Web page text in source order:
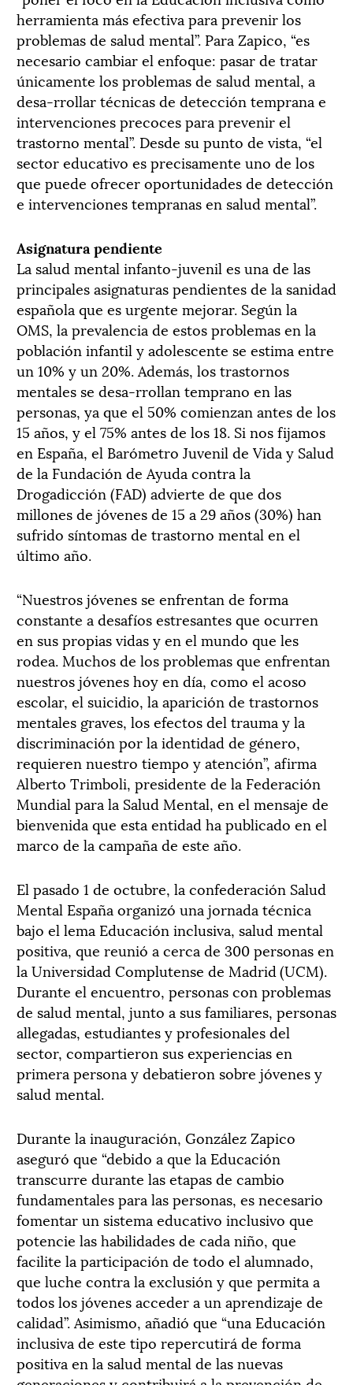
herramienta más efectiva para prevenir los
problemas de salud mental”. Para Zapico, “es
necesario cambiar el enfoque: pasar de tratar
únicamente los problemas de salud mental, a
desa-rrollar técnicas de detección temprana e
intervenciones precoces para prevenir el
trastorno mental”. Desde su punto de vista, “el
sector educativo es precisamente uno de los
que puede ofrecer oportunidades de detección
e intervenciones tempranas en salud mental”.
Asignatura pendiente
La salud mental infanto-juvenil es una de las
principales asignaturas pendientes de la sanidad
española que es urgente mejorar. Según la
OMS, la prevalencia de estos problemas en la
población infantil y adolescente se estima entre
un 10% y un 20%. Además, los trastornos
mentales se desa-rrollan temprano en las
personas, ya que el 50% comienzan antes de los
15 años, y el 75% antes de los 18. Si nos fijamos
en España, el Barómetro Juvenil de Vida y Salud
de la Fundación de Ayuda contra la
Drogadicción (FAD) advierte de que dos
millones de jóvenes de 15 a 29 años (30%) han
sufrido síntomas de trastorno mental en el
último año.
“Nuestros jóvenes se enfrentan de forma
constante a desafíos estresantes que ocurren
en sus propias vidas y en el mundo que les
rodea. Muchos de los problemas que enfrentan
nuestros jóvenes hoy en día, como el acoso
escolar, el suicidio, la aparición de trastornos
mentales graves, los efectos del trauma y la
discriminación por la identidad de género,
requieren nuestro tiempo y atención”, afirma
Alberto Trimboli, presidente de la Federación
Mundial para la Salud Mental, en el mensaje de
bienvenida que esta entidad ha publicado en el
marco de la campaña de este año.
El pasado 1 de octubre, la confederación Salud
Mental España organizó una jornada técnica
bajo el lema Educación inclusiva, salud mental
positiva, que reunió a cerca de 300 personas en
la Universidad Complutense de Madrid (UCM).
Durante el encuentro, personas con problemas
de salud mental, junto a sus familiares, personas
allegadas, estudiantes y profesionales del
sector, compartieron sus experiencias en
primera persona y debatieron sobre jóvenes y
salud mental.
Durante la inauguración, González Zapico
aseguró que “debido a que la Educación
transcurre durante las etapas de cambio
fundamentales para las personas, es necesario
fomentar un sistema educativo inclusivo que
potencie las habilidades de cada niño, que
facilite la participación de todo el alumnado,
que luche contra la exclusión y que permita a
todos los jóvenes acceder a un aprendizaje de
calidad”. Asimismo, añadió que “una Educación
inclusiva de este tipo repercutirá de forma
positiva en la salud mental de las nuevas